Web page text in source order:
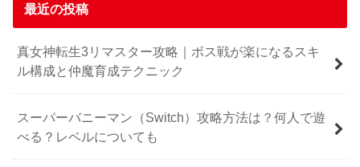
最近の投稿
真女神転生3リマスター攻略｜ボス戦が楽になるスキ
ル構成と仲魔育成テクニック
スーパーバニーマン（Switch）攻略方法は？何人で遊
べる？レベルについても